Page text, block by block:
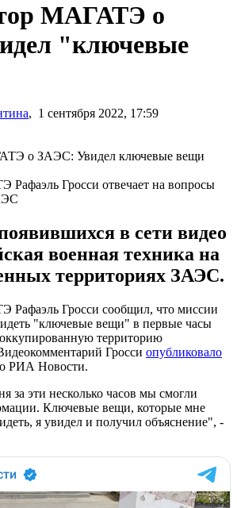
МАГАТЭ о
"ключевые
, 1 сентября 2022, 17:59
Рафаэль Гросси отвечает на вопросы
в сети видео
военная техника на
территориях ЗАЭС.
Рафаэль Гросси сообщил, что миссии
"ключевые вещи" в первые часы
территорию
Гросси опубликовало
РИА Новости.
за эти несколько часов мы смогли
Ключевые вещи, которые мне
я увидел и получил объяснение", -